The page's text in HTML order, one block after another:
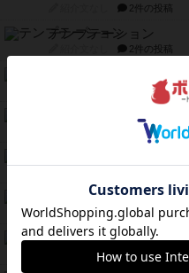
2件の投稿
テンプテーション
2件の投稿
1件の投稿
2件の投稿
トリオンフ ア マレンゴ
紹介文あり 1件の投稿
エレメンツ
紹介文あり 4件の投稿